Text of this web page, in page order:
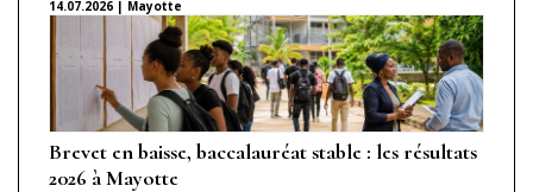
14.07.2026 | Mayotte
Brevet en baisse, baccalauréat stable : les résultats
2026 à Mayotte